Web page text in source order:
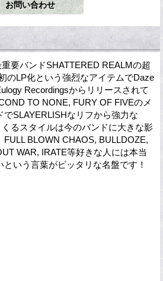
要バンドSHATTERED REALMの超
のLP化という強烈なアイテムでDaze
Recordingsからリリースされて
TO NONE, FURY OF FIVEのメ
でSLAYERLISHなリフから強力な
るスタイルは今のバンドに大きな影
BLOWN CHAOS, BULLDOZE,
WAR, IRATE等好きな人には本当
いう言葉がピッタリな名盤です！